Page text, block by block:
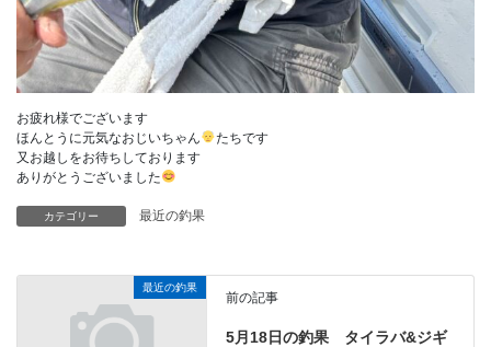
お疲れ様でございます
ほんとうに元気なおじいちゃん
たちです
又お越しをお待ちしております
ありがとうございました
カテゴリー 最近の釣果
最近の釣果
前の記事
5月18日の釣果 タイラバ&ジギ